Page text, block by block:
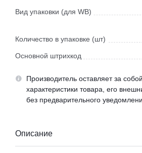
Вид упаковки (для WB)
Количество в упаковке (шт)
Основной штрихкод
Производитель оставляет за
характеристики товара, его
без предварительного
Описание